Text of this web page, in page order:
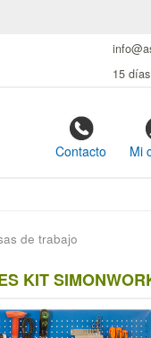
15
Contacto Mi
de trabajo
KIT